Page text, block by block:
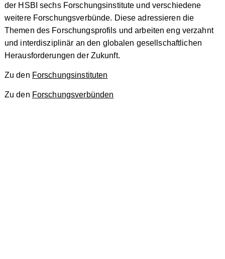
der HSBI sechs Forschungsinstitute und verschiedene
weitere Forschungsverbünde. Diese adressieren die
Themen des Forschungsprofils und arbeiten eng verzahnt
und interdisziplinär an den globalen gesellschaftlichen
Herausforderungen der Zukunft.
Zu den Forschungsinstituten
Zu den Forschungsverbünden